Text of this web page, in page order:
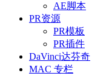
AE脚本
PR资源
PR模板
PR插件
DaVinci达芬奇
MAC 专栏